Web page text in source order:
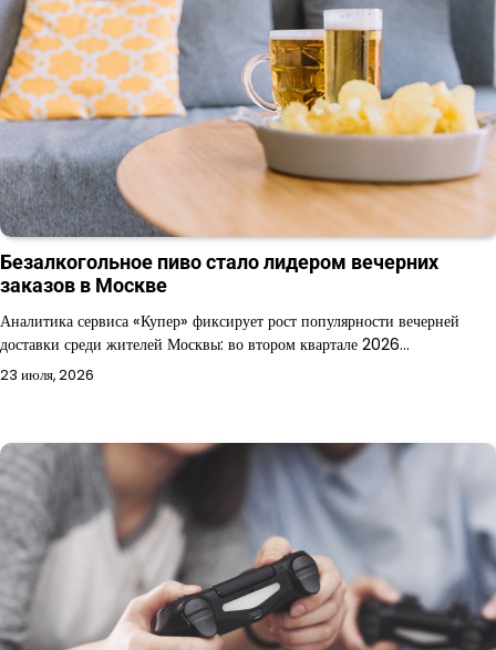
Безалкогольное пиво стало лидером вечерних
заказов в Москве
Аналитика сервиса «Купер» фиксирует рост популярности вечерней
доставки среди жителей Москвы: во втором квартале 2026…
23 июля, 2026